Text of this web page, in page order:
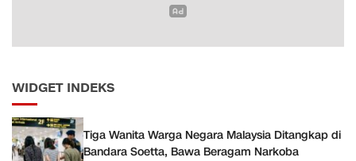
WIDGET INDEKS
Tiga Wanita Warga Negara Malaysia Ditangkap di
Bandara Soetta, Bawa Beragam Narkoba